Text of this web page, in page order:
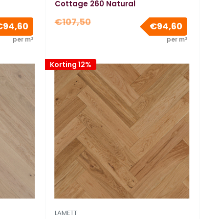
Verkoopprijs
per m²
Cottage 260 Natural
Normale
€107,50 €94,60
per m²
Korting 12%
LAMETT